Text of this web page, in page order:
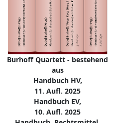
Burhoff Quartett - bestehend
aus
Handbuch HV,
11. Aufl. 2025
Handbuch EV,
10. Aufl. 2025